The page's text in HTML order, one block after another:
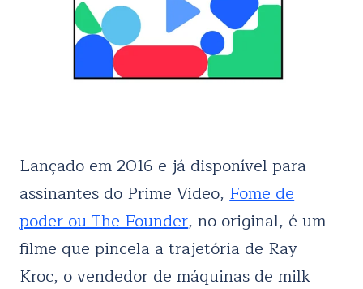
Lançado em 2016 e já disponível para
assinantes do Prime Video,Fome de
poder ou The Founder, no original, é um
filme que pincela a trajetória de Ray
Kroc, o vendedor de máquinas de milk